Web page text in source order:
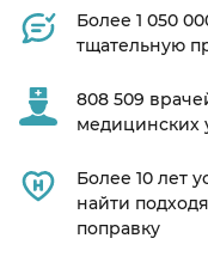
Более 1 050
тщательную
808 509
медицинских
Более 10 лет
найти
поправку